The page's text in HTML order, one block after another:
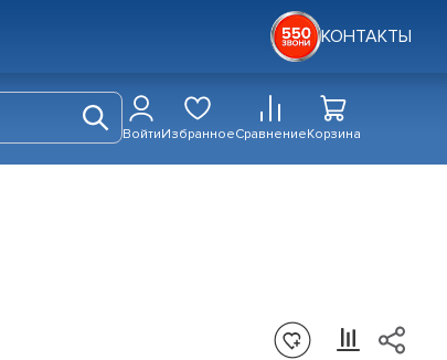
КОНТАКТЫ
ВойтиИзбранноеСравнениеКорзина